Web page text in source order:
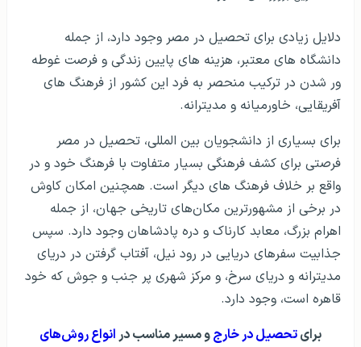
دلایل زیادی برای تحصیل در مصر وجود دارد، از جمله
دانشگاه های معتبر، هزینه های پایین زندگی و فرصت غوطه
ور شدن در ترکیب منحصر به فرد این کشور از فرهنگ های
آفریقایی، خاورمیانه و مدیترانه.
برای بسیاری از دانشجویان بین المللی، تحصیل در مصر
فرصتی برای کشف فرهنگی بسیار متفاوت با فرهنگ خود و در
واقع بر خلاف فرهنگ های دیگر است. همچنین امکان کاوش
در برخی از مشهورترین مکان‌های تاریخی جهان، از جمله
اهرام بزرگ، معابد کارناک و دره پادشاهان وجود دارد. سپس
جذابیت سفرهای دریایی در رود نیل، آفتاب گرفتن در دریای
مدیترانه و دریای سرخ، و مرکز شهری پر جنب و جوش که خود
قاهره است، وجود دارد.
برایتحصیل در خارجو مسیر مناسب درانواع روش‌های